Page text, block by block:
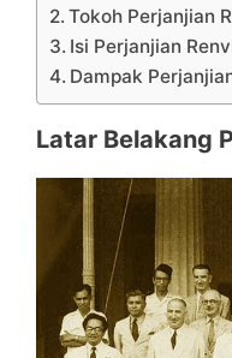
Tokoh Perjanjian
Isi Perjanjian
Dampak
Latar Belakang